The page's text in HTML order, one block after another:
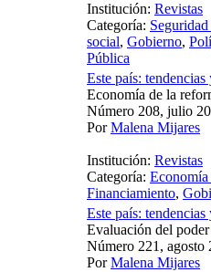
Institución: Revistas
Categoría:
social, Gobierno,
Pública
Este país:
Economía de la
Número 208, julio
PorMalena Mijares
Institución: Revistas
Categoría:
Financiamiento,
Este país:
Evaluación del
Número 221, agosto
PorMalena Mijares